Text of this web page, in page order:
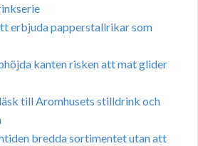
erbjuda papperstallrikar som
kanten risken att mat glider
till Aromhusets stilldrink och
bredda sortimentet utan att